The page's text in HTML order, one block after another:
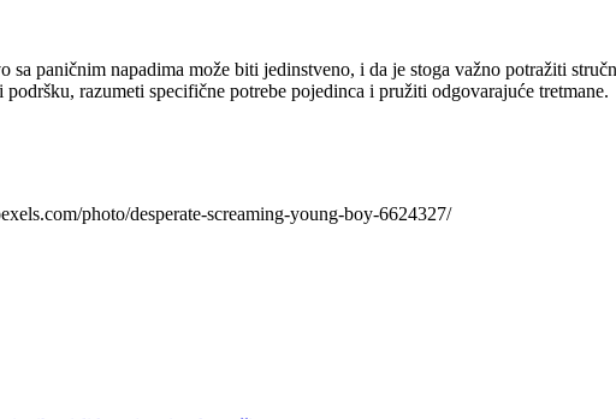
sa paničnim napadima može biti jedinstveno, i da je stoga važno potražiti
razumeti specifične potrebe pojedinca i pružiti odgovarajuće tretmane.
photo/desperate-screaming-young-boy-6624327/